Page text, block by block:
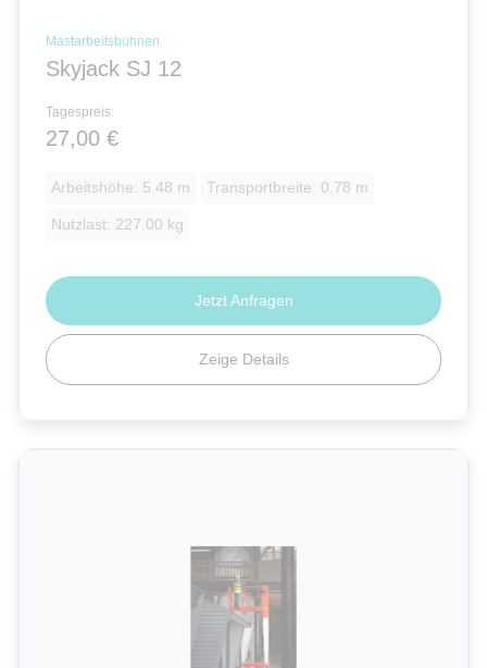
Mastarbeitsbühnen
Skyjack SJ 12
Tagespreis:
27,00 €
Arbeitshöhe: 5.48 m Transportbreite: 0.78 m
Nutzlast: 227.00 kg
Zeige Details
Jetzt Anfragen